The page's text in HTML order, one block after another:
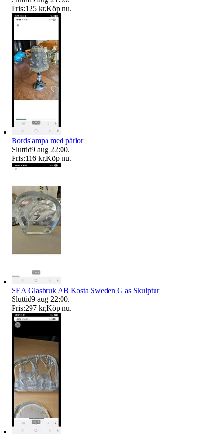
Pris:125 kr,Köp nu.
Bordslampa med pärlor
Sluttid9 aug 22:00.
Pris:116 kr,Köp nu.
SEA Glasbruk AB Kosta Sweden Glas Skulptur
Sluttid9 aug 22:00.
Pris:297 kr,Köp nu.